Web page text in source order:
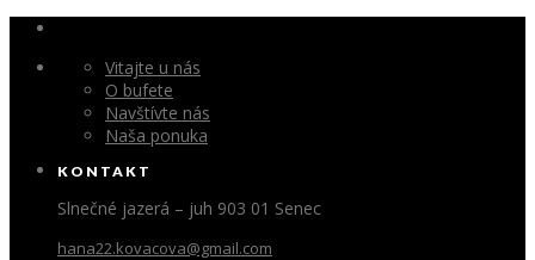
Vitajte u nás
O bufete
Navštívte nás
Naša ponuka
KONTAKT
Slnečné jazerá – juh 903 01 Senec
hana22.kovacova@gmail.com